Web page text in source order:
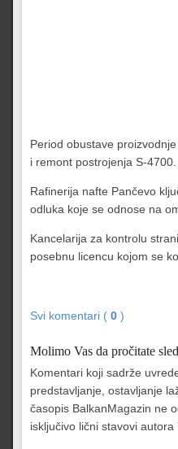
Period obustave
i remont postrojenja S-4700.
Rafinerija nafte Pančevo
odluka koje se odnose na
Kancelarija za kontrolu
posebnu licencu kojom se
Svi komentari ( 0 )
Molimo Vas da pročitate
Komentari koji sadrže
predstavljanje, ostavljanje
časopis BalkanMagazin ne
isključivo lični stavovi